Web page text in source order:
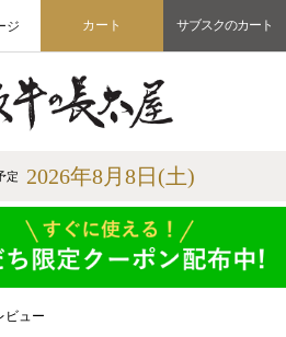
ジ カート サブスクのカート
定 2026年8月8日(土)
ビュー